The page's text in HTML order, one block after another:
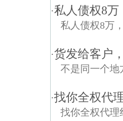
·私人债权8
私人债权8万
·货发给客户
不是同一个地
·找你全权代
找你全权代理